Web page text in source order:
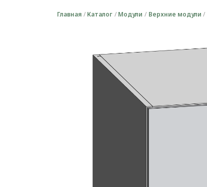
Главная Каталог Модули Верхние модули